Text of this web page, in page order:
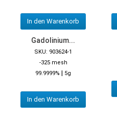
In den Warenkorb
Gadolinium...
SKU: 903624-1
-325 mesh
99.9999% | 5g
In den Warenkorb